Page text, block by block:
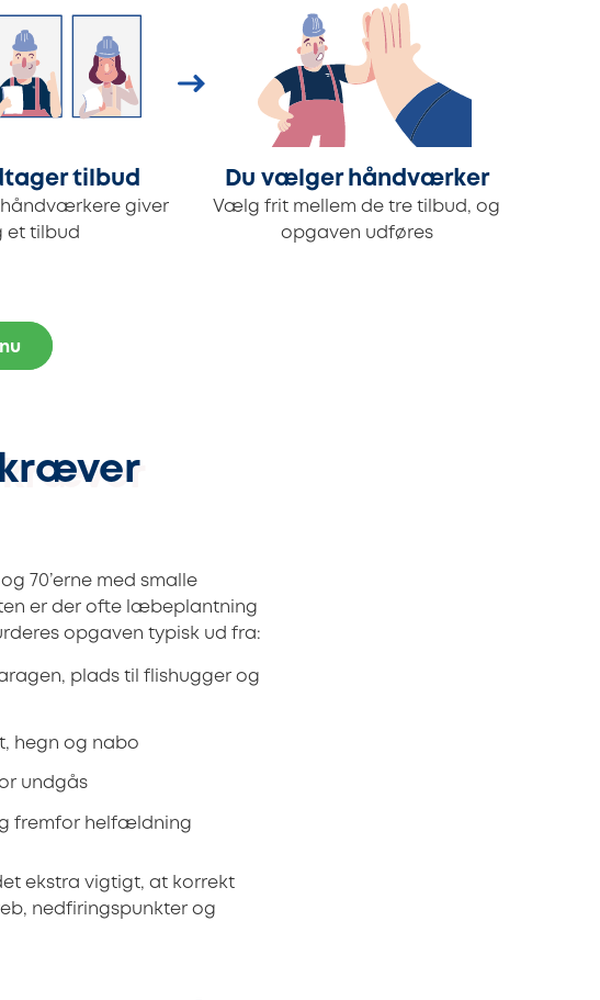
tilbud
håndværkere giver
et tilbud
Du vælger håndværker
Vælg frit mellem de tre tilbud, og
opgaven udføres
70’erne med smalle
er der ofte læbeplantning
opgaven typisk ud fra:
plads til flishugger og
hegn og nabo
undgås
fremfor helfældning
ekstra vigtigt, at korrekt
nedfiringspunkter og